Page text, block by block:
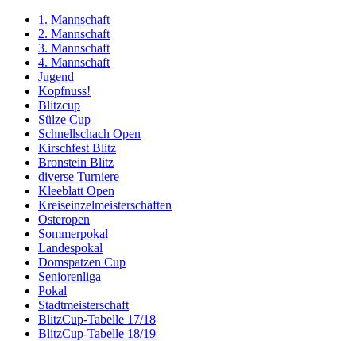
1. Mannschaft
2. Mannschaft
3. Mannschaft
4. Mannschaft
Jugend
Kopfnuss!
Blitzcup
Sülze Cup
Schnellschach Open
Kirschfest Blitz
Bronstein Blitz
diverse Turniere
Kleeblatt Open
Kreiseinzelmeisterschaften
Osteropen
Sommerpokal
Landespokal
Domspatzen Cup
Seniorenliga
Pokal
Stadtmeisterschaft
BlitzCup-Tabelle 17/18
BlitzCup-Tabelle 18/19